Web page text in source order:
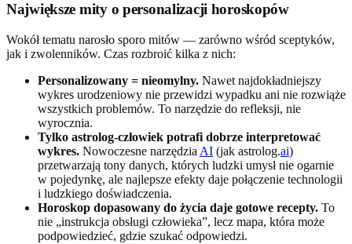
Największe mity o personalizacji horoskopów
Wokół tematu narosło sporo mitów — zarówno wśród sceptyków,
jak i zwolenników. Czas rozbroić kilka z nich:
Personalizowany = nieomylny. Nawet najdokładniejszy
wykres urodzeniowy nie przewidzi wypadku ani nie rozwiąże
wszystkich problemów. To narzędzie do refleksji, nie
wyrocznia.
Tylko astrolog-człowiek potrafi dobrze interpretować
wykres. Nowoczesne narzędzia AI (jak astrolog.ai)
przetwarzają tony danych, których ludzki umysł nie ogarnie
w pojedynkę, ale najlepsze efekty daje połączenie technologii
i ludzkiego doświadczenia.
Horoskop dopasowany do życia daje gotowe recepty. To
nie „instrukcja obsługi człowieka”, lecz mapa, która może
podpowiedzieć, gdzie szukać odpowiedzi.